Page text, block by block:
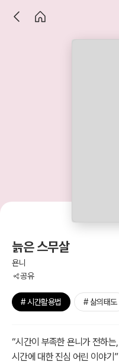
늙은 스무살
욘니
공유
# 시간활용법 # 삶의태도
“시간이 부족한 욘니가 전하는,
시간에 대한 진심 어린 이야기”